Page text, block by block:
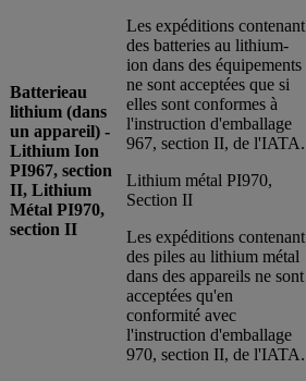
Batterieau
lithium (dans
un appareil) -
Lithium Ion
PI967, section
II, Lithium
Métal PI970,
section II
Les expéditions contenant
des batteries au lithium-
ion dans des équipements
ne sont acceptées que si
elles sont conformes à
l'instruction d'emballage
967, section II, de l'IATA.
Lithium métal PI970,
Section II
Les expéditions contenant
des piles au lithium métal
dans des appareils ne sont
acceptées qu'en
conformité avec
l'instruction d'emballage
970, section II, de l'IATA.